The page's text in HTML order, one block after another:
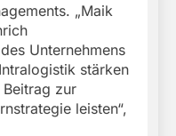
„Maik
Unternehmens
stärken
zur
leisten“,